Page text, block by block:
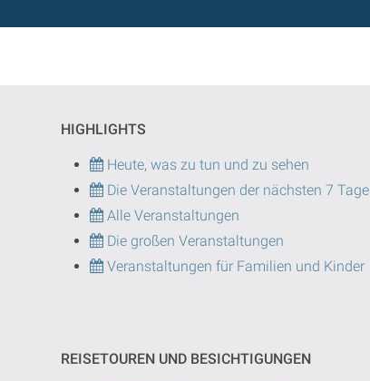
HIGHLIGHTS
Heute, was zu tun und zu sehen
Die Veranstaltungen der nächsten 7 Tage
Alle Veranstaltungen
Die großen Veranstaltungen
Veranstaltungen für Familien und Kinder
REISETOUREN UND BESICHTIGUNGEN